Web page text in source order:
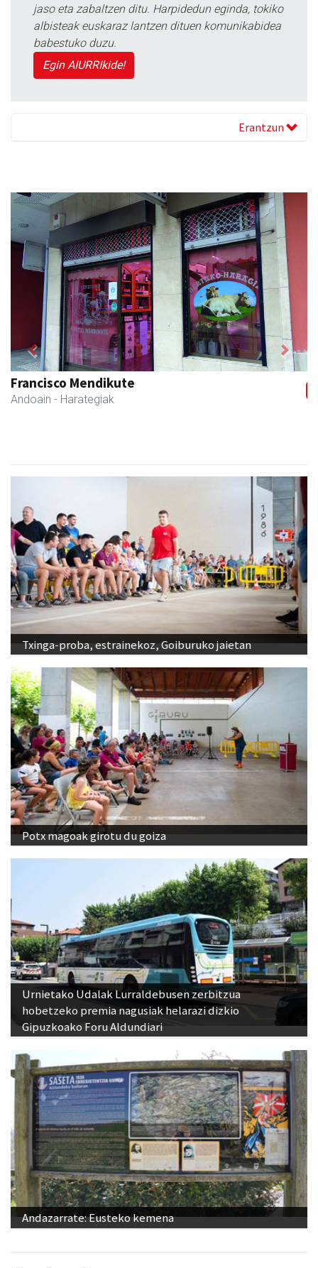
jaso eta zabaltzen ditu. Harpidedun eginda, tokiko
albisteak euskaraz lantzen dituen komunikabidea
babestuko duzu.
Egin AIURRIkide!
Erantzun
Francisco Mendikute
Andoain - Harategiak
Previous Next
Txinga-proba, estrainekoz, Goiburuko jaietan
Potx magoak girotu du goiza
Urnietako Udalak Lurraldebusen zerbitzua
hobetzeko premia nagusiak helarazi dizkio
Gipuzkoako Foru Aldundiari
Andazarrate: Eusteko kemena